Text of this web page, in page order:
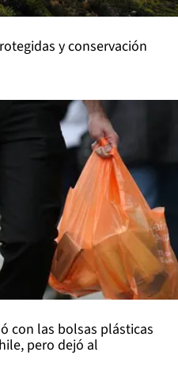
y conservación
con las bolsas plásticas
pero dejó al